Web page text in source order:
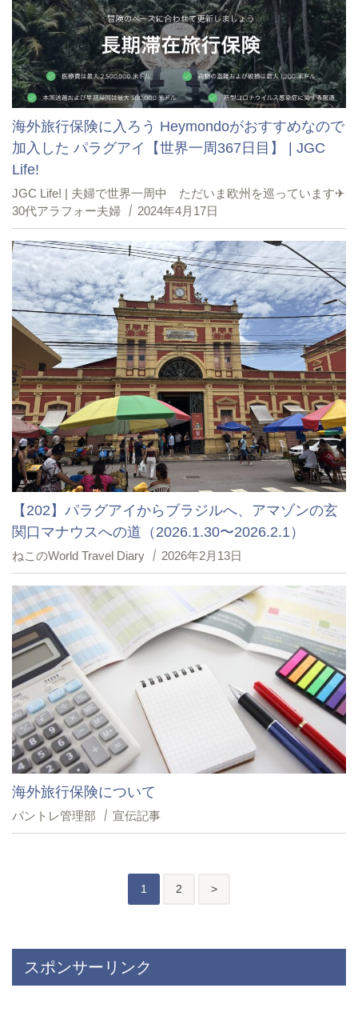
海外旅行保険に入ろう Heymondoがおすすめなので
加入した パラグアイ【世界一周367日目】 | JGC
Life!
JGC Life! | 夫婦で世界一周中 ただいま欧州を巡っています✈︎
30代アラフォー夫婦
2024年4月17日
【202】パラグアイからブラジルへ、アマゾンの玄
関口マナウスへの道（2026.1.30〜2026.2.1）
ねこのWorld Travel Diary 2026年2月13日
海外旅行保険について
パントレ管理部 宣伝記事
ペ
1 2 後
>
スポンサーリンク